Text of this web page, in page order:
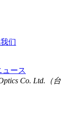
们
ュース
Co. Ltd.（